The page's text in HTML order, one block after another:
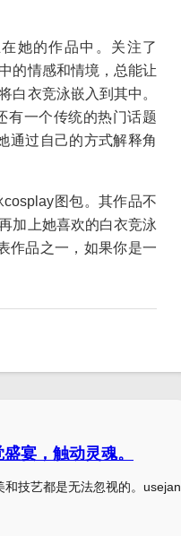
她的作品中。关注了
的情感和情境，总能让
白衣竞泳嵌入到其中。
有一个传统的热门话题
过自己的方式解释角
图包。其作品不
加上她喜欢的白衣竞泳
作品之一，如果你是一
宴，触动灵魂。
技艺都是无法忽视的。usejan